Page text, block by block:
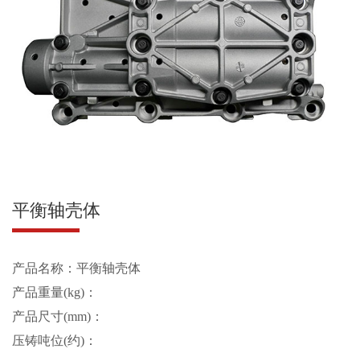
平衡轴壳体
产品名称：平衡轴壳体
产品重量(kg)：
产品尺寸(mm)：
压铸吨位(约)：